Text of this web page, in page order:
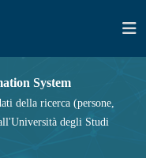
System
della ricerca (persone,
degli Studi